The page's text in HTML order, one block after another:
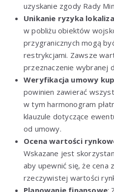
uzyskanie zgody Rady
Unikanie ryzyka
w pobliżu obiektów
przygranicznych mogą
restrykcjami. Zawsze
przeznaczenie wybranej
Weryfikacja umowy
powinien zawierać
w tym harmonogram
klauzule dotyczące
od umowy.
Ocena wartości
Wskazane jest
aby upewnić się, że cena
rzeczywistej wartości
Planowanie finansowe: